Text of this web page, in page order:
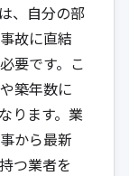
、自分の部
故に直結
要です。こ
築年数に
ります。業
から最新
つ業者を